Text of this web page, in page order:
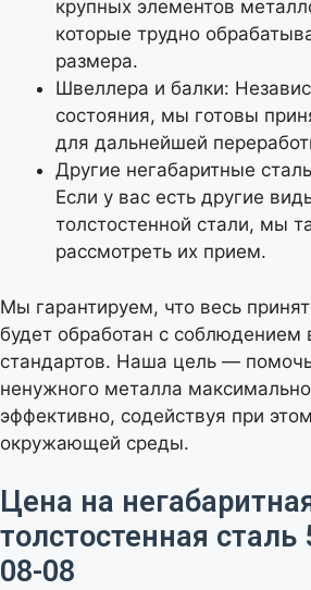
крупных элементов
которые трудно
размера.
Швеллера и балки:
состояния, мы готовы
для дальнейшей
Другие негабаритные
Если у вас есть другие
толстостенной стали, мы
рассмотреть их прием.
Мы гарантируем, что весь
будет обработан с соблюдением
стандартов. Наша цель —
ненужного металла
эффективно, содействуя при
окружающей среды.
Цена на
толстостенная сталь
08-08​